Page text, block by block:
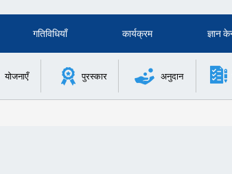
गतिविधियाँ कार्यक्रम ज्ञान
योजनाएँ पुरस्कार अनुदान